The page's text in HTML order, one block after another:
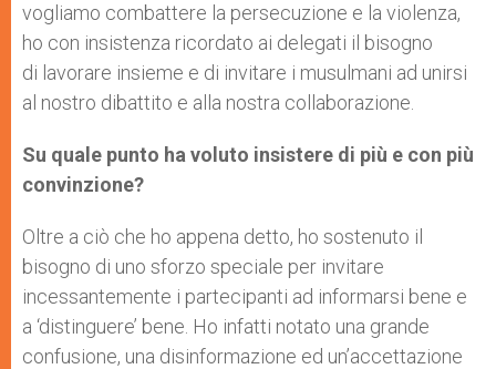
vogliamo combattere la persecuzione e la violenza,
ho con insistenza ricordato ai delegati il bisogno
di lavorare insieme e di invitare i musulmani ad unirsi
al nostro dibattito e alla nostra collaborazione.
Su quale punto ha voluto insistere di più e con più
convinzione?
Oltre a ciò che ho appena detto, ho sostenuto il
bisogno di uno sforzo speciale per invitare
incessantemente i partecipanti ad informarsi bene e
a ‘distinguere’ bene. Ho infatti notato una grande
confusione, una disinformazione ed un’accettazione